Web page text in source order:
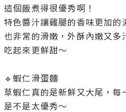
這個飯煮得很優秀啊！
特色醬汁讓雞腿的香味更加的
也非常的滑嫩，外酥內嫩又多
吃起來更鮮甜～
🔹蝦仁滑蛋麵
草蝦仁真的是新鮮又大尾，每
是不是太優秀～